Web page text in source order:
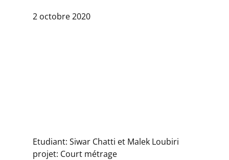
2 octobre 2020
Etudiant: Siwar Chatti et Malek Loubiri
projet: Court métrage